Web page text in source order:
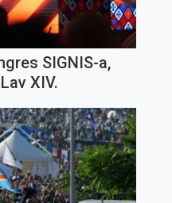
SIGNIS-a,
XIV.